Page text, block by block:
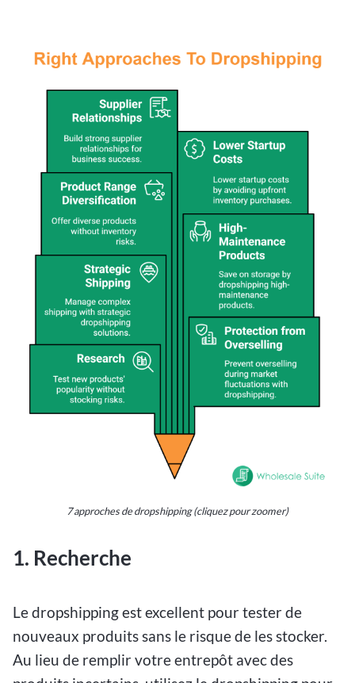
7 approches de dropshipping (cliquez pour zoomer)
1. Recherche
Le dropshipping est excellent pour tester de
nouveaux produits sans le risque de les stocker.
Au lieu de remplir votre entrepôt avec des